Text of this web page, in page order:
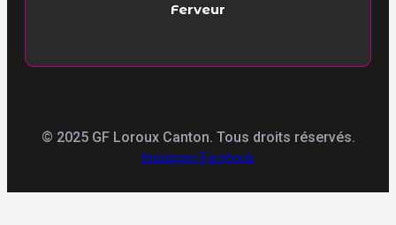
Ferveur
© 2025 GF Loroux Canton. Tous droits réservés.
Instagram Facebook